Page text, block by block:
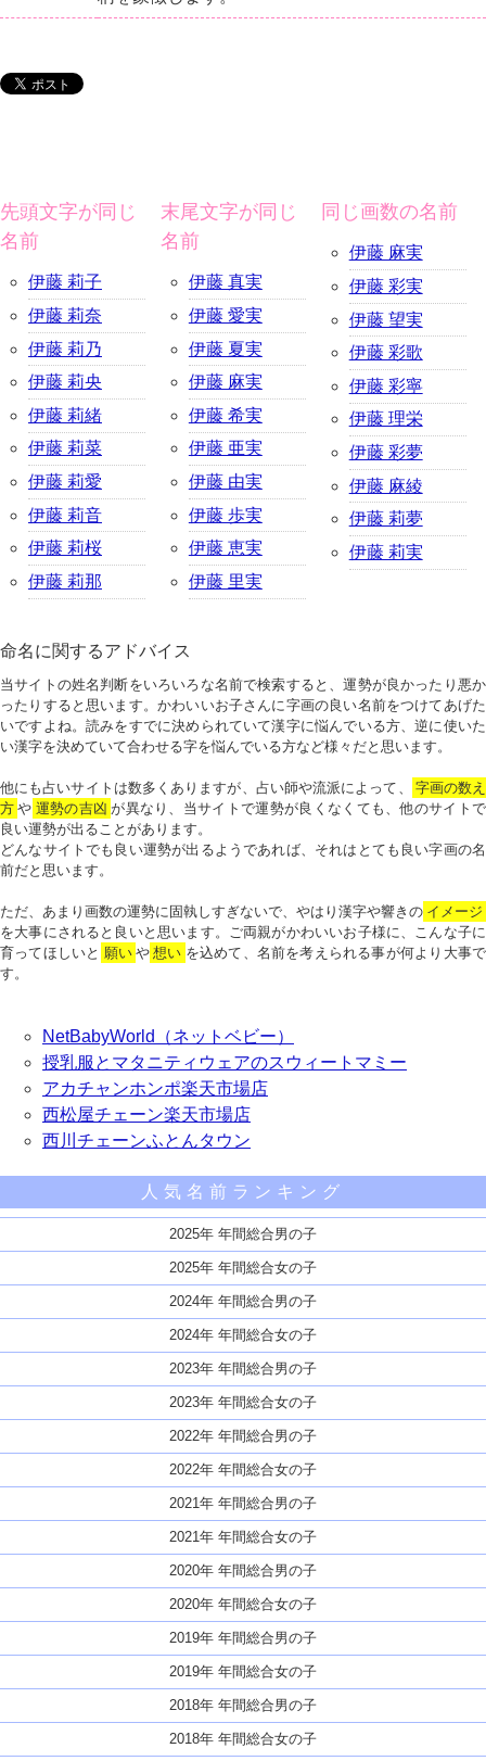
先頭文字が同じ
名前
伊藤 莉子
伊藤 莉奈
伊藤 莉乃
伊藤 莉央
伊藤 莉緒
伊藤 莉菜
伊藤 莉愛
伊藤 莉音
伊藤 莉桜
伊藤 莉那
末尾文字が同じ
名前
伊藤 真実
伊藤 愛実
伊藤 夏実
伊藤 麻実
伊藤 希実
伊藤 亜実
伊藤 由実
伊藤 歩実
伊藤 恵実
伊藤 里実
同じ画数の名前
伊藤 麻実
伊藤 彩実
伊藤 望実
伊藤 彩歌
伊藤 彩寧
伊藤 理栄
伊藤 彩夢
伊藤 麻綾
伊藤 莉夢
伊藤 莉実
命名に関するアドバイス
当サイトの姓名判断をいろいろな名前で検索すると、運勢が良かったり悪か
ったりすると思います。かわいいお子さんに字画の良い名前をつけてあげた
いですよね。読みをすでに決められていて漢字に悩んでいる方、逆に使いた
い漢字を決めていて合わせる字を悩んでいる方など様々だと思います。
他にも占いサイトは数多くありますが、占い師や流派によって、
字画の数え
方 や 運勢の吉凶 が異なり、当サイトで運勢が良くなくても、他のサイトで
良い運勢が出ることがあります。
どんなサイトでも良い運勢が出るようであれば、それはとても良い字画の名
前だと思います。
ただ、あまり画数の運勢に固執しすぎないで、やはり漢字や響きの イメージ
を大事にされると良いと思います。ご両親がかわいいお子様に、こんな子に
育ってほしいと 願い や 想い を込めて、名前を考えられる事が何より大事で
す。
NetBabyWorld（ネットベビー）
授乳服とマタニティウェアのスウィートマミー
アカチャンホンポ楽天市場店
西松屋チェーン楽天市場店
西川チェーンふとんタウン
人気名前ランキング
2025年 年間総合男の子
2025年 年間総合女の子
2024年 年間総合男の子
2024年 年間総合女の子
2023年 年間総合男の子
2023年 年間総合女の子
2022年 年間総合男の子
2022年 年間総合女の子
2021年 年間総合男の子
2021年 年間総合女の子
2020年 年間総合男の子
2020年 年間総合女の子
2019年 年間総合男の子
2019年 年間総合女の子
2018年 年間総合男の子
2018年 年間総合女の子